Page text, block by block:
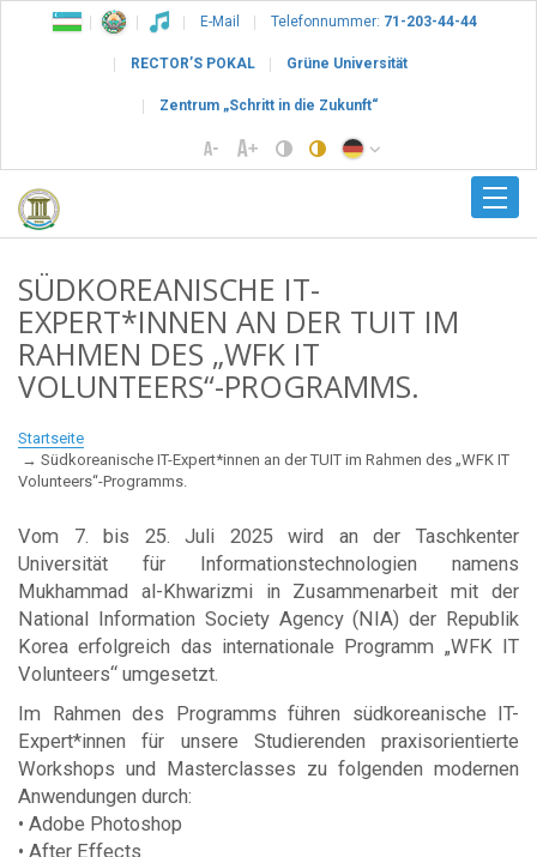
E-Mail Telefonnummer: 71-203-44-44
RECTOR’S POKAL Grüne Universität
Zentrum „Schritt in die Zukunft“
SÜDKOREANISCHE IT-
EXPERT*INNEN AN DER TUIT IM
RAHMEN DES „WFK IT
VOLUNTEERS“-PROGRAMMS.
Startseite
Südkoreanische IT-Expert*innen an der TUIT im Rahmen des „WFK IT
Volunteers“-Programms.
Vom 7. bis 25. Juli 2025 wird an der Taschkenter
Universität für Informationstechnologien namens
Mukhammad al-Khwarizmi in Zusammenarbeit mit der
National Information Society Agency (NIA) der Republik
Korea erfolgreich das internationale Programm „WFK IT
Volunteers“ umgesetzt.
Im Rahmen des Programms führen südkoreanische IT-
Expert*innen für unsere Studierenden praxisorientierte
Workshops und Masterclasses zu folgenden modernen
Anwendungen durch:
• Adobe Photoshop
• After Effects